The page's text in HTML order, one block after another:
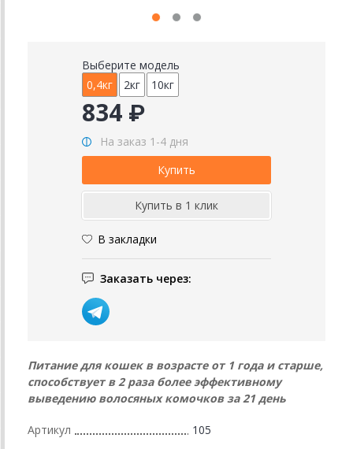
Выберите модель
0,4кг
2кг 10кг
834 ₽
На заказ 1-4 дня
В закладки
Заказать через:
Питание для кошек в возрасте от 1 года и старше,
способствует в 2 раза более эффективному
выведению волосяных комочков за 21 день
Артикул 105